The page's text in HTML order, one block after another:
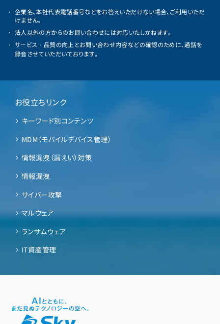
企業名、本社代表電話番号などをお答えいただけない場合、ご利用いただ
けません。
法人以外の方からのお問い合わせには対応いたしかねます。
サービス・品質の向上とお問い合わせ内容などの確認のために、通話を
録音させていただいております。
お役立ちリンク
キーワード別コンテンツ
MDM（モバイルデバイス管理）
情報漏洩（漏えい）対策
情報漏洩
サイバー攻撃
マルウェア
ランサムウェア
IT資産管理